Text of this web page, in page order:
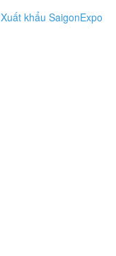
khẩu SaigonExpo